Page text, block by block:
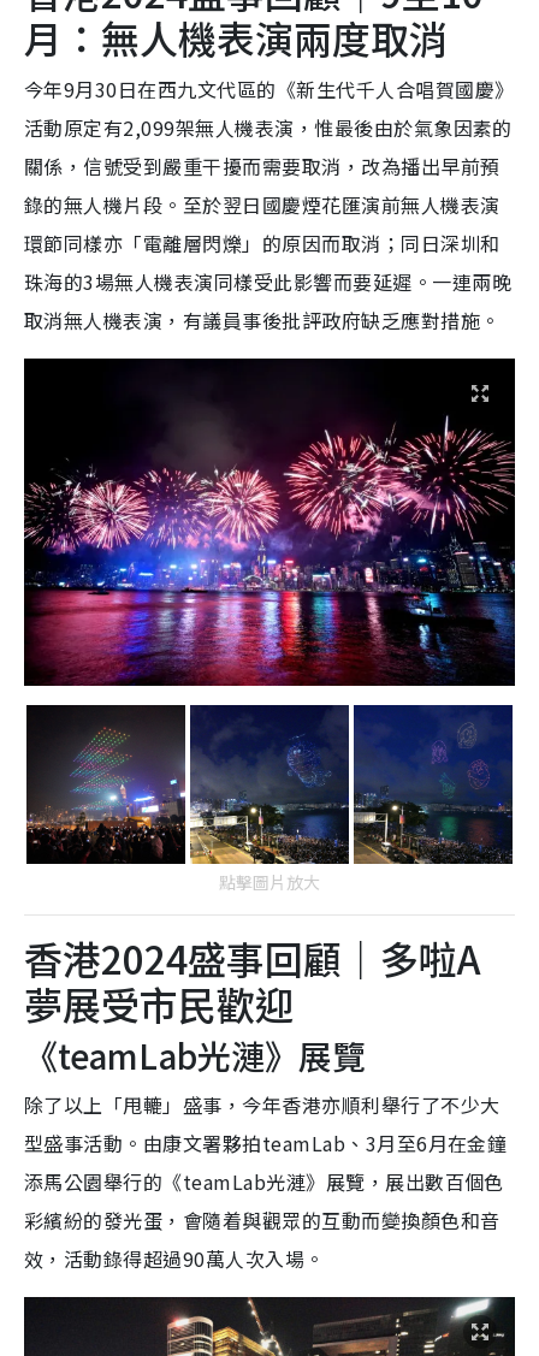
月：無人機表演兩度取消
今年9月30日在西九文代區的《新生代千人合唱賀國慶》
活動原定有2,099架無人機表演，惟最後由於氣象因素的
關係，信號受到嚴重干擾而需要取消，改為播出早前預
錄的無人機片段。至於翌日國慶煙花匯演前無人機表演
環節同樣亦「電離層閃爍」的原因而取消；同日深圳和
珠海的3場無人機表演同樣受此影響而要延遲。一連兩晚
取消無人機表演，有議員事後批評政府缺乏應對措施。
點擊圖片放大
香港2024盛事回顧｜多啦A
夢展受市民歡迎
《teamLab光漣》展覽
除了以上「甩轆」盛事，今年香港亦順利舉行了不少大
型盛事活動。由康文署夥拍teamLab、3月至6月在金鐘
添馬公園舉行的《teamLab光漣》展覽，展出數百個色
彩繽紛的發光蛋，會隨着與觀眾的互動而變換顏色和音
效，活動錄得超過90萬人次入場。